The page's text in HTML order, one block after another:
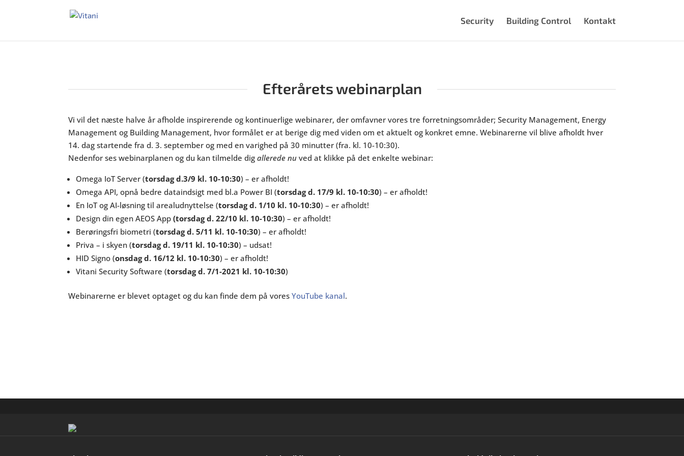
Security Building Control Kontakt
Efterårets webinarplan
Vi vil det næste halve år afholde inspirerende og kontinuerlige webinarer, der omfavner vores tre forretningsområder; Security Management, Energy
Management og Building Management, hvor formålet er at berige dig med viden om et aktuelt og konkret emne. Webinarerne vil blive afholdt hver
14. dag startende fra d. 3. september og med en varighed på 30 minutter (fra. kl. 10-10:30).
Nedenfor ses webinarplanen og du kan tilmelde digallerede nu ved at klikke på det enkelte webinar:
Omega IoT Server (torsdag d.3/9 kl. 10-10:30) – er afholdt!
Omega API, opnå bedre dataindsigt med bl.a Power BI (torsdag d. 17/9 kl. 10-10:30) – er afholdt!
En IoT og AI-løsning til arealudnyttelse (torsdag d. 1/10 kl. 10-10:30) – er afholdt!
Design din egen AEOS App (torsdag d. 22/10 kl. 10-10:30) – er afholdt!
Berøringsfri biometri (torsdag d. 5/11 kl. 10-10:30) – er afholdt!
Priva – i skyen (torsdag d. 19/11 kl. 10-10:30) – udsat!
HID Signo (onsdag d. 16/12 kl. 10-10:30) – er afholdt!
Vitani Security Software (torsdag d. 7/1-2021 kl. 10-10:30)
Webinarerne er blevet optaget og du kan finde dem på voresYouTube kanal.